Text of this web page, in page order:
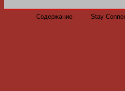
Содержание Stay